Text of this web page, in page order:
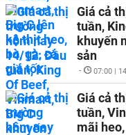
Giá cả
tuần,
khuyến
sản
- 07:00 |
Giá cả
tuần,
mãi